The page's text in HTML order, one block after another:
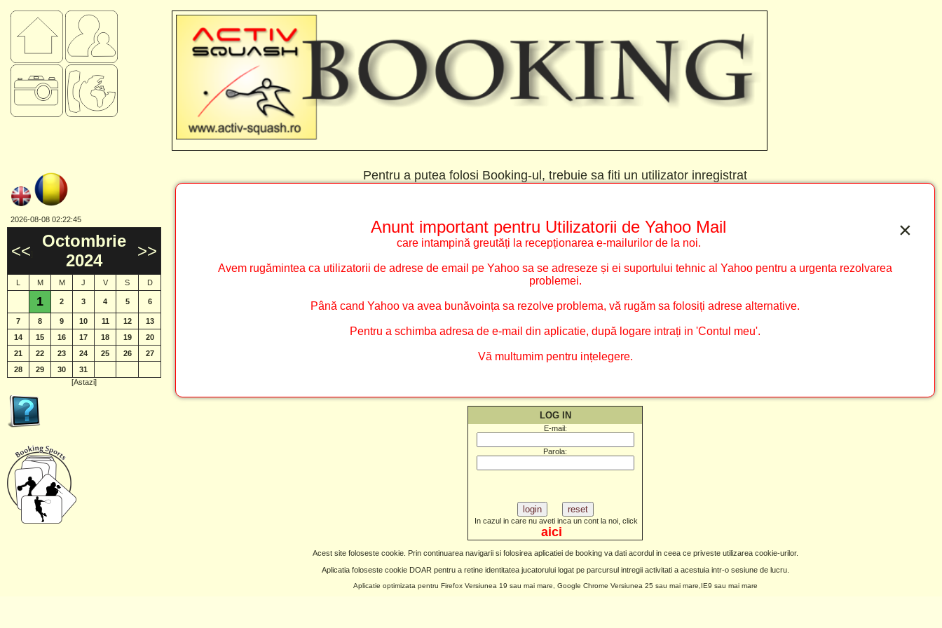
2026-08-08 02:22:45
<<
Octombrie
2024
>>
L M M J V S D
1 2 3 4 5 6
7 8 9 10 11 12
13
14
15 16 17 18 19
20
21
22 23 24 25 26
27
28
29 30
31
[Astazi]
Pentru a putea folosi Booking-ul, trebuie sa fiti un utilizator inregistrat
×
Anunt important pentru Utilizatorii de Yahoo Mail
care intampină greutăți la recepționarea e-mailurilor de la noi.
Avem rugămintea ca utilizatorii de adrese de email pe Yahoo sa se adreseze și ei suportului tehnic al Yahoo pentru a urgenta rezolvarea
problemei.
Până cand Yahoo va avea bunăvoința sa rezolve problema, vă rugăm sa folosiți adrese alternative.
Pentru a schimba adresa de e-mail din aplicatie, după logare intrați in 'Contul meu'.
Vă multumim pentru ințelegere.
LOG IN
E-mail:
Parola:
In cazul in care nu aveti inca un cont la noi, click
aici
Acest site foloseste cookie. Prin continuarea navigarii si folosirea aplicatiei de booking va dati acordul in ceea ce priveste utilizarea cookie-urilor.
Aplicatia foloseste cookie DOAR pentru a retine identitatea jucatorului logat pe parcursul intregii activitati a acestuia intr-o sesiune de lucru.
Aplicatie optimizata pentru Firefox Versiunea 19 sau mai mare, Google Chrome Versiunea 25 sau mai mare,IE9 sau mai mare